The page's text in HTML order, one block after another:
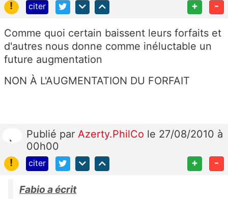
!
citer + -
Comme quoi certain baissent leurs forfaits et
d'autres nous donne comme inéluctable un
future augmentation
NON À L'AUGMENTATION DU FORFAIT
Publié par Azerty.PhilCo le 27/08/2010 à
00h00
!
citer + -
Fabio a écrit